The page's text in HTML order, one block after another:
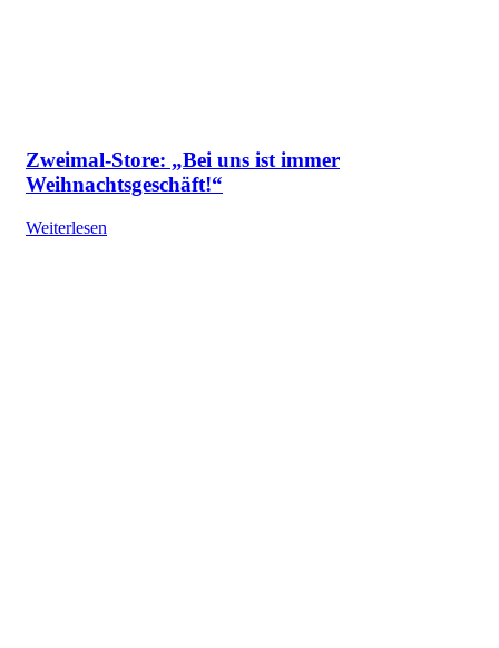
Zweimal-Store: „Bei uns ist immer
Weihnachtsgeschäft!“
Weiterlesen